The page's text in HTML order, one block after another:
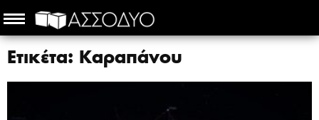
Ετικέτα: Καραπάνου